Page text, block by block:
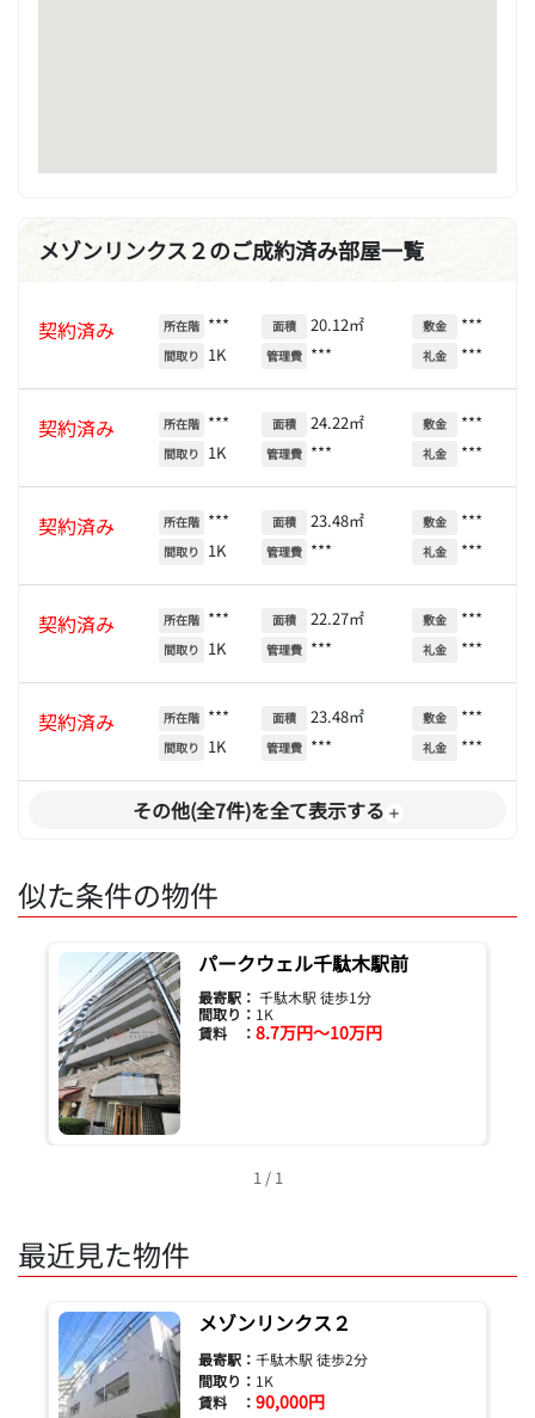
メゾンリンクス２のご成約済み部屋一覧
契約済み 所在階 ***
間取り 1K
面積 20.12㎡
管理費 ***
敷金 ***
礼金 ***
契約済み 所在階 ***
間取り 1K
面積 24.22㎡
管理費 ***
敷金 ***
礼金 ***
契約済み 所在階 ***
間取り 1K
面積 23.48㎡
管理費 ***
敷金 ***
礼金 ***
契約済み 所在階 ***
間取り 1K
面積 22.27㎡
管理費 ***
敷金 ***
礼金 ***
契約済み 所在階 ***
間取り 1K
面積 23.48㎡
管理費 ***
敷金 ***
礼金 ***
その他(全7件)を全て表示する
似た条件の物件
パークウェル千駄木駅前
最寄駅： 千駄木駅 徒歩1分
間取り： 1K
賃料 ： 8.7万円～10万円
1 / 1
最近見た物件
メゾンリンクス２
最寄駅： 千駄木駅 徒歩2分
間取り： 1K
賃料 ： 90,000円